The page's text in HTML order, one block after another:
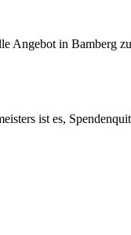
An­ge­bot in Bam­berg
ist es,